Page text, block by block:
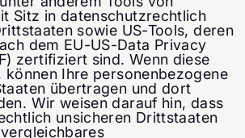
Sitz in datenschutzrechtlich
sowie US-Tools, deren
dem EU-US-Data Privacy
zertifiziert sind. Wenn diese
können Ihre personenbezogene
übertragen und dort
Wir weisen darauf hin, dass
unsicheren Drittstaaten